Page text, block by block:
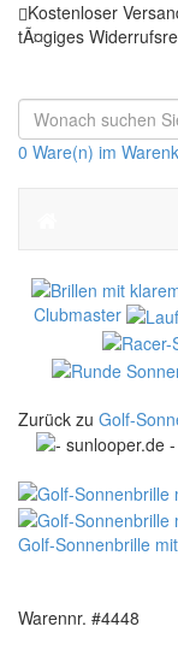
Kostenloser
tÃ¤giges
0 Ware(n) im
Clubmaster
Zurück zu Golf-
Golf-Sonnenbrille
Warennr. #4448